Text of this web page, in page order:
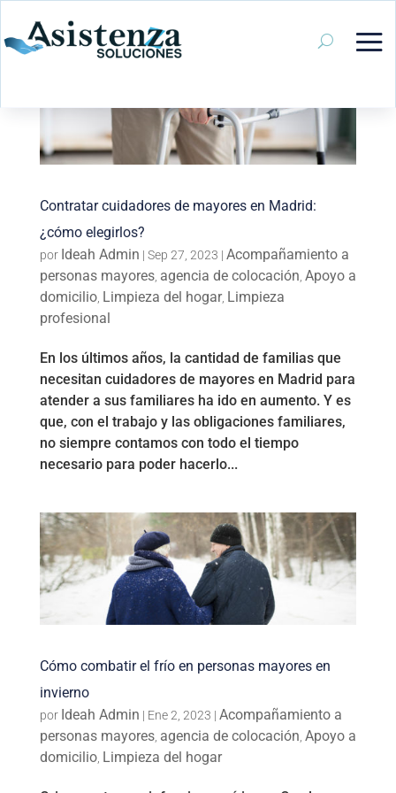
Contratar cuidadores de mayores en Madrid:
¿cómo elegirlos?
por Ideah Admin | Sep 27, 2023 | Acompañamiento a
personas mayores, agencia de colocación Apoyo a
domicilio, Limpieza del hogar, Limpieza
profesional
En los últimos años, la cantidad de familias que
necesitan cuidadores de mayores en Madrid para
atender a sus familiares ha ido en aumento. Y es
que, con el trabajo y las obligaciones familiares,
no siempre contamos con todo el tiempo
necesario para poder hacerlo...
Cómo combatir el frío en personas mayores en
invierno
por Ideah Admin | Ene 2, 2023 | Acompañamiento a
personas mayores, agencia de colocación, Apoyo a
domicilio, Limpieza del hogar